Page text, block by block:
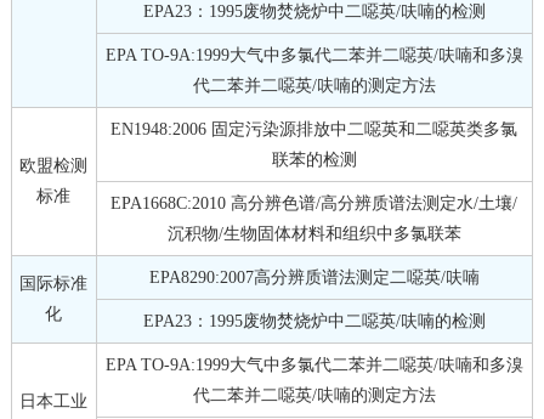
EPA23：1995废物焚烧炉中二噁英/呋喃的检测
EPA TO-9A:1999大气中多氯代二苯并二噁英/呋喃和多溴
代二苯并二噁英/呋喃的测定方法
欧盟检测
标准
EN1948:2006 固定污染源排放中二噁英和二噁英类多氯
联苯的检测
EPA1668C:2010 高分辨色谱/高分辨质谱法测定水/土壤/
沉积物/生物固体材料和组织中多氯联苯
国际标准
化
EPA8290:2007高分辨质谱法测定二噁英/呋喃
EPA23：1995废物焚烧炉中二噁英/呋喃的检测
日本工业
EPA TO-9A:1999大气中多氯代二苯并二噁英/呋喃和多溴
代二苯并二噁英/呋喃的测定方法